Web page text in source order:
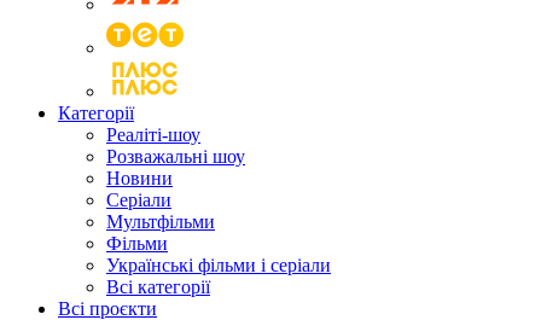
Категорії
Реаліті-шоу
Розважальні шоу
Новини
Серіали
Мультфільми
Фільми
Українські фільми і серіали
Всі категорії
Всі проєкти